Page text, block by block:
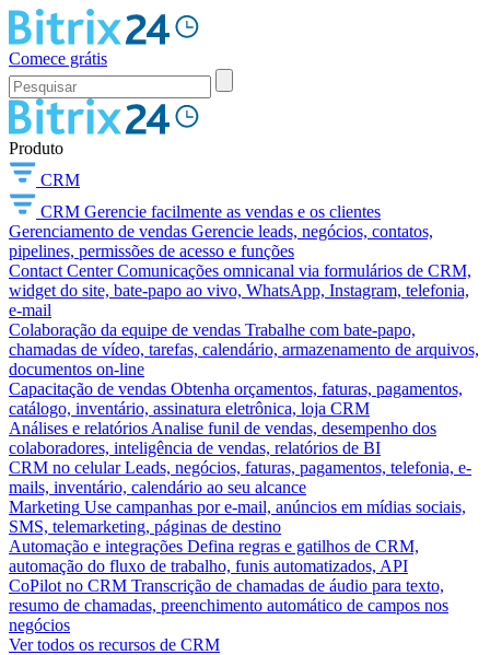
Comece grátis
Produto
CRM
CRM Gerencie facilmente as vendas e os clientes
Gerenciamento de vendas Gerencie leads, negócios, contatos,
pipelines, permissões de acesso e funções
Contact Center Comunicações omnicanal via formulários de CRM,
widget do site, bate-papo ao vivo, WhatsApp, Instagram, telefonia,
e-mail
Colaboração da equipe de vendas Trabalhe com bate-papo,
chamadas de vídeo, tarefas, calendário, armazenamento de arquivos,
documentos on-line
Capacitação de vendas Obtenha orçamentos, faturas, pagamentos,
catálogo, inventário, assinatura eletrônica, loja CRM
Análises e relatórios Analise funil de vendas, desempenho dos
colaboradores, inteligência de vendas, relatórios de BI
CRM no celular Leads, negócios, faturas, pagamentos, telefonia, e-
mails, inventário, calendário ao seu alcance
Marketing Use campanhas por e-mail, anúncios em mídias sociais,
SMS, telemarketing, páginas de destino
Automação e integrações Defina regras e gatilhos de CRM,
automação do fluxo de trabalho, funis automatizados, API
CoPilot no CRM Transcrição de chamadas de áudio para texto,
resumo de chamadas, preenchimento automático de campos nos
negócios
Ver todos os recursos de CRM